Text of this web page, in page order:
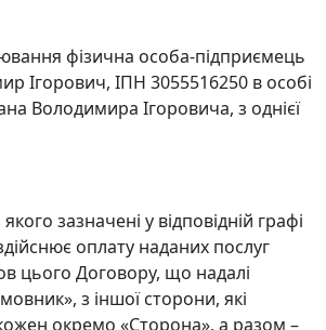
фізична особа-підприємець
Ігорович, ІПН 3055516250 в особі
Володимира Ігоровича, з однієї
зазначені у відповідній графі
оплату наданих послуг
цього Договору, що надалі
з іншої сторони, які
окремо «Сторона», а разом –